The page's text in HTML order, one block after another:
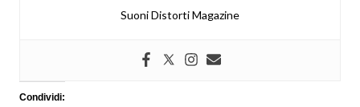
Suoni Distorti Magazine
Condividi: